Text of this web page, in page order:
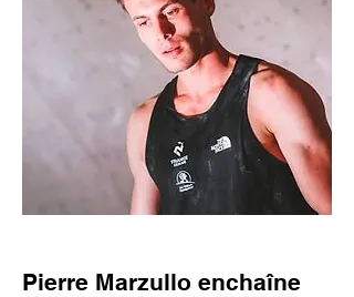
Pierre Marzullo enchaîne